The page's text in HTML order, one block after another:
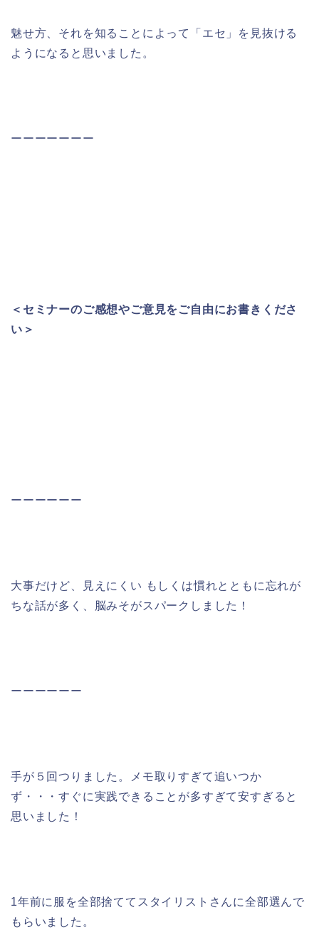
魅せ方、それを知ることによって「エセ」を見抜ける
ようになると思いました。
ーーーーーーー
＜セミナーのご感想やご意見をご自由にお書きくださ
い＞
ーーーーーー
大事だけど、見えにくい もしくは慣れとともに忘れが
ちな話が多く、脳みそがスパークしました！
ーーーーーー
手が５回つりました。メモ取りすぎて追いつか
ず・・・すぐに実践できることが多すぎて安すぎると
思いました！
1年前に服を全部捨ててスタイリストさんに全部選んで
もらいました。